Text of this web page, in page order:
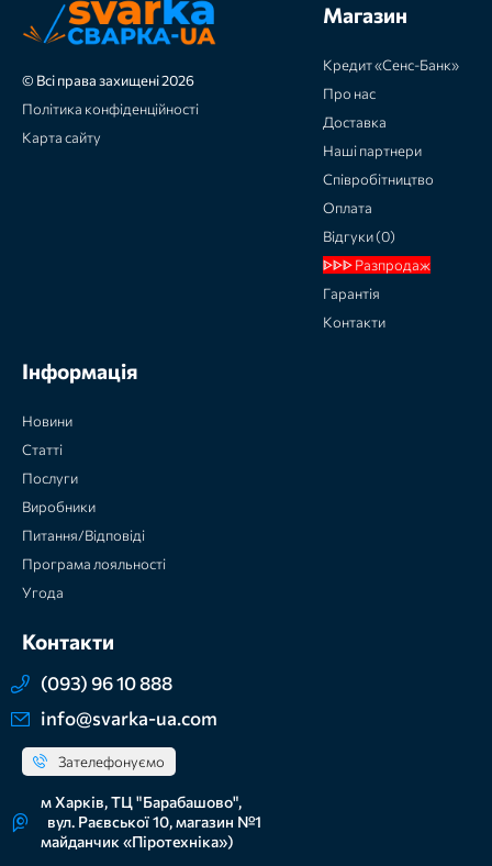
© Всі права захищені 2026
Політика конфіденційності
Карта сайту
Магазин
Кредит «Сенс-Банк»
Про нас
Доставка
Наші партнери
Співробітництво
Оплата
Відгуки (0)
ᐈᐈᐈ Разпродаж
Гарантія
Контакти
Інформація
Новини
Статті
Послуги
Виробники
Питання/Відповіді
Програма лояльності
Угода
Контакти
(093) 96 10 888
info@svarka-ua.com
Зателефонуємо
м Харків, ТЦ "Барабашово",
вул. Раєвської 10, магазин №1
майданчик «Піротехніка»)